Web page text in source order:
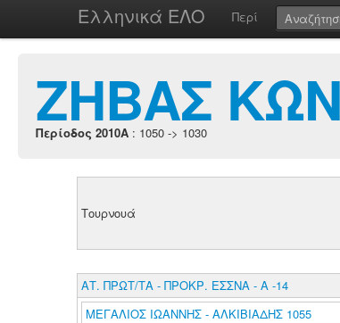
Ελληνικά ΕΛΟ Περί
ΖΗΒΑΣ
Περίοδος 2010A : 1050 -> 1030
Τουρνουά
ΑΤ. ΠΡΩΤ/ΤΑ - ΠΡΟΚΡ. ΕΣΣΝΑ - Α -14
ΜΕΓΑΛΙΟΣ ΙΩΑΝΝΗΣ - ΑΛΚΙΒΙΑΔΗΣ 1055